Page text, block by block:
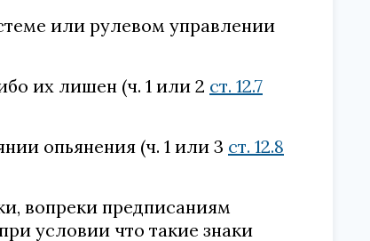
или рулевом управлении
их лишен (ч. 1 или 2 ст. 12.7
опьянения (ч. 1 или 3 ст. 12.8
вопреки предписаниям
условии что такие знаки